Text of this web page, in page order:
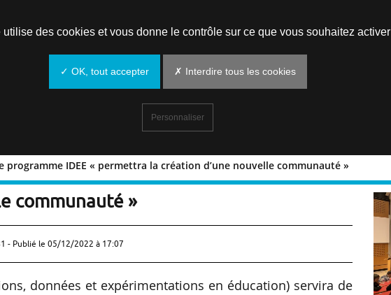
programme IDEE « permettra la création d’une nouvelle communauté »
: le programme IDEE « permettra la
communauté »
- Publié le 05/12/2022 à 17:07
données et expérimentations en éducation) servira de
utilise des cookies et vous donne le contrôle sur ce que vous souhaitez activer
✓ OK, tout accepter ✗ Interdire tous les cookies
Personnaliser